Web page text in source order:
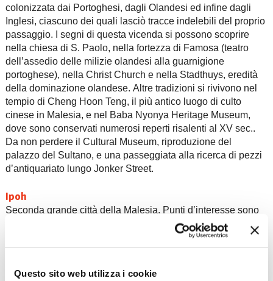
Questo sito web utilizza i cookie
colonizzata dai Portoghesi, dagli Olandesi ed infine dagli
Inglesi, ciascuno dei quali lasciò tracce indelebili del proprio
passaggio. I segni di questa vicenda si possono scoprire
nella chiesa di S. Paolo, nella fortezza di Famosa (teatro
dell’assedio delle milizie olandesi alla guarnigione
portoghese), nella Christ Church e nella Stadthuys, eredità
della dominazione olandese. Altre tradizioni si rivivono nel
tempio di Cheng Hoon Teng, il più antico luogo di culto
cinese in Malesia, e nel Baba Nyonya Heritage Museum,
dove sono conservati numerosi reperti risalenti al XV sec..
Da non perdere il Cultural Museum, riproduzione del
palazzo del Sultano, e una passeggiata alla ricerca di pezzi
d’antiquariato lungo Jonker Street.
Ipoh
Seconda grande città della Malesia. Punti d’interesse sono
le grotte di roccia calcarea di Perak Tong e di Sam Poh Tong
con templi molto caratteristici al loro interno, il Museo
Geologico, le rovine del Castello di Kellie, i Lake Gardens di
Moschea Ubudiah, il Santuario di Kuala Gula Bird e il Parco